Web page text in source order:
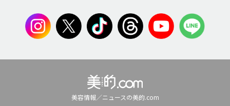
美容情報／ニュースの美的.com